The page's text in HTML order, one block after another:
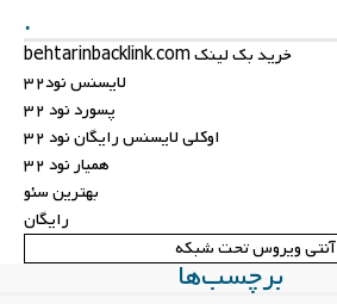
خرید بک لینک behtarinbacklink.com
لایسنس نود32
پسورد نود 32
اوکلی لایسنس رایگان نود 32
همیار نود 32
بهترین سئو
رایگان
آنتی ویروس تحت شبکه
برچسب‌ها